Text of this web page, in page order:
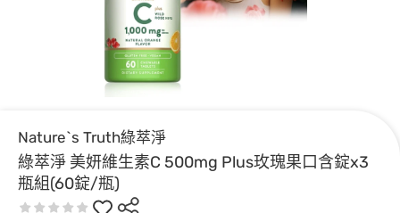
Nature`s Truth綠萃淨
綠萃淨 美妍維生素C 500mg Plus玫瑰果口含錠x3
瓶組(60錠/瓶)